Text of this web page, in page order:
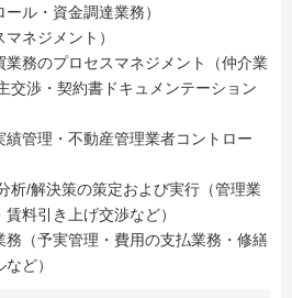
ル・資金調達業務）
ネジメント）
業務のプロセスマネジメント（仲介業
交渉・契約書ドキュメンテーション
績管理・不動産管理業者コントロー
析/解決策の策定および実行（管理業
料引き上げ交渉など）
務（予実管理・費用の支払業務・修繕
ど）